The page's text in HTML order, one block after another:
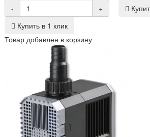
-
+
Купить в 1 клик
Товар добавлен в корзину